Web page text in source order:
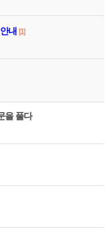
내 [1]
을 풀다